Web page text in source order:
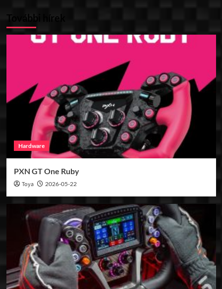
További hírek
Hardware
PXN GT One Ruby
Toya 2026-05-22